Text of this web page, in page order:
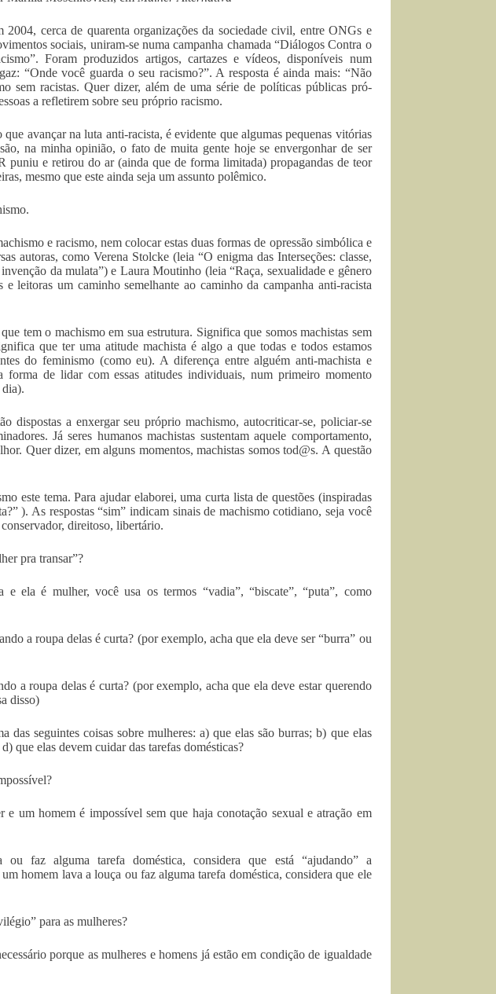
2004, cerca de quarenta organizações da sociedade civil, entre ONGs e
sociais, uniram-se numa campanha chamada “Diálogos Contra o
Foram produzidos artigos, cartazes e vídeos, disponíveis num
“Onde você guarda o seu racismo?”. A resposta é ainda mais: “Não
sem racistas. Quer dizer, além de uma série de políticas públicas pró-
a refletirem sobre seu próprio racismo.
que avançar na luta anti-racista, é evidente que algumas pequenas vitórias
na minha opinião, o fato de muita gente hoje se envergonhar de ser
puniu e retirou do ar (ainda que de forma limitada) propagandas de teor
mesmo que este ainda seja um assunto polêmico.
e racismo, nem colocar estas duas formas de opressão simbólica e
autoras, como Verena Stolcke (leia “O enigma das Interseções: classe,
da mulata”) e Laura Moutinho (leia “Raça, sexualidade e gênero
leitoras um caminho semelhante ao caminho da campanha anti-racista
tem o machismo em sua estrutura. Significa que somos machistas sem
que ter uma atitude machista é algo a que todas e todos estamos
do feminismo (como eu). A diferença entre alguém anti-machista e
forma de lidar com essas atitudes individuais, num primeiro momento
dispostas a enxergar seu próprio machismo, autocriticar-se, policiar-se
Já seres humanos machistas sustentam aquele comportamento,
Quer dizer, em alguns momentos, machistas somos tod@s. A questão
este tema. Para ajudar elaborei, uma curta lista de questões (inspiradas
). As respostas “sim” indicam sinais de machismo cotidiano, seja você
direitoso, libertário.
pra transar”?
ela é mulher, você usa os termos “vadia”, “biscate”, “puta”, como
a roupa delas é curta? (por exemplo, acha que ela deve ser “burra” ou
a roupa delas é curta? (por exemplo, acha que ela deve estar querendo
disso)
das seguintes coisas sobre mulheres: a) que elas são burras; b) que elas
que elas devem cuidar das tarefas domésticas?
e um homem é impossível sem que haja conotação sexual e atração em
faz alguma tarefa doméstica, considera que está “ajudando” a
homem lava a louça ou faz alguma tarefa doméstica, considera que ele
para as mulheres?
porque as mulheres e homens já estão em condição de igualdade